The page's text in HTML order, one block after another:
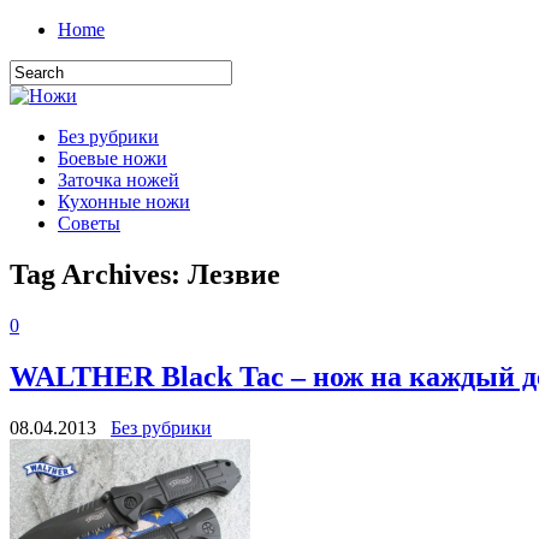
Home
Без рубрики
Боевые ножи
Заточка ножей
Кухонные ножи
Советы
Tag Archives: Лезвие
0
WALTHER Black Tac – нож на каждый
08.04.2013 Без рубрики